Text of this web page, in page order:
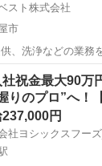
スト株式会社
市
、洗浄などの業務
どうしたらよいか
が大きな改善に繋
言われるの...
その他
社祝金最大90万
りのプロ”へ
237,000円